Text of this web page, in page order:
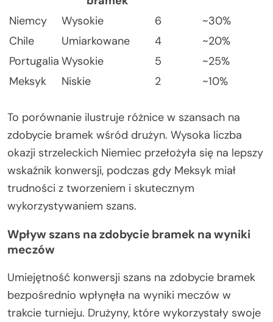
Niemcy
Wysokie 6
~30%
Chile
Umiarkowane 4
~20%
Portugalia Wysokie 5
~25%
Meksyk
Niskie 2 ~10%
To porównanie ilustruje różnice w szansach na
zdobycie bramek wśród drużyn. Wysoka liczba
okazji strzeleckich Niemiec przełożyła się na lepszy
wskaźnik konwersji, podczas gdy Meksyk miał
trudności z tworzeniem i skutecznym
wykorzystywaniem szans.
Wpływ szans na zdobycie bramek na wyniki
meczów
Umiejętność konwersji szans na zdobycie bramek
bezpośrednio wpłynęła na wyniki meczów w
trakcie turnieju. Drużyny, które wykorzystały swoje